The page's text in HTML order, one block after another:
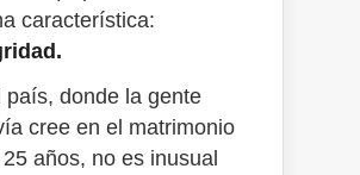
característica:
país, donde la gente
cree en el matrimonio
años, no es inusual